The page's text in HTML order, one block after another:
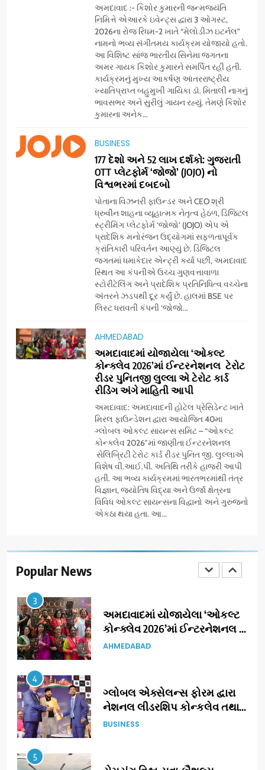
અમદાવાદ :- કિશોર કુમારની જન્મજયંતિ
નિમિત્તે એઆરકે ઇવેન્ટ્સ દ્વારા 3 ઓગસ્ટ,
2026ના રોજ રિધમ-2 ખાતે “મેલોડીઝ ઇટર્નલ”
નામનો ભવ્ય સંગીતમય કાર્યક્રમ યોજાયો હતો.
આ વિશિષ્ટ સાંજ ભારતીય સિનેમા જગતના
અમર ગાયક કિશોર કુમારને સમર્પિત રહી હતી.
કાર્યક્રમનું મુખ્ય આકર્ષણ આંતરરાષ્ટ્રીય
ખ્યાતિપ્રાપ્ત બહુમુખી ગાયિકા ડૉ. મિતાલી નાગનું
ભાવસભર અને સુરીલું ગાયન રહ્યું. તેમણે કિશોર
કુમારના અનેક...
BUSINESS
177 દેશો અને 52 લાખ દર્શકો: ગુજરાતી
OTT પ્લેટફોર્મ ‘જોજો’ (JOJO) નો
વિશ્વભરમાં દબદબો
પોતાના વિઝનરી ફાઉન્ડર અને CEO શ્રી
ધ્રુવીન શાહના વ્યૂહાત્મક નેતૃત્વ હેઠળ, ડિજિટલ
સ્ટ્રીમિંગ પ્લેટફોર્મ ‘જોજો’ (JOJO) એપ એ
પ્રાદેશિક મનોરંજન ઉદ્યોગમાં સફળતાપૂર્વક
ક્રાંતિકારી પરિવર્તન આણ્યું છે. ડિજિટલ
જગતમાં ધમાકેદાર એન્ટ્રી કર્યા પછી, અમદાવાદ
સ્થિત આ કંપનીએ ઉચ્ચ ગુણવત્તાવાળા
સ્ટોરીટેલિંગ અને પ્રાદેશિક પ્રતિનિધિત્વ વચ્ચેના
અંતરને ઝડપથી દૂર કર્યું છે. હાલમાં BSE પર
લિસ્ટ ધરાવતી કંપની ‘જોજો...
AHMEDABAD
અમદાવાદમાં યોજાયેલા ‘ઓકલ્ટ
કોન્ક્લેવ 2026’માં ઈન્ટરનેશનલ ટેરોટ
રીડર પુનિતજી લુલ્લા એ ટેરોટ કાર્ડ
રીડિંગ અંગે માહિતી આપી
અમદાવાદ: અમદાવાદની હોટેલ પ્રેસિડેન્ટ ખાતે
મિરલ ફાઉન્ડેશન દ્વારા આયોજિત 40મા
ગ્લોબલ ઓકલ્ટ સાયન્સ સમિટ – “ઓકલ્ટ
કોન્ક્લેવ 2026″માં જાણીતા ઈન્ટરનેશનલ
સેલિબ્રિટી ટેરોટ કાર્ડ રીડર પુનિત જી. લુલ્લાએ
વિશેષ વી.આઈ.પી. અતિથિ તરીકે હાજરી આપી
હતી. આ ભવ્ય કાર્યક્રમમાં ભારતભરમાંથી તંત્ર
વિજ્ઞાન, જ્યોતિષ વિદ્યા અને ઉર્જા ક્ષેત્રના
વિવિધ ઓકલ્ટ સાયન્સના વિદ્વાનો અને ગુરુજનો
એકઠા થયા હતા. આ...
Popular News
સેમસંગ વિશ્વ યુવા કૌશલ્ય
દિવસની ઉજવણી કરે છે, સેમસંગ
દોસ્ત કૌશલ્ય વિકાસ કાર્યક્રમના
30 ટોચના પ્રતિભાશાળી
વિદ્યાર્થીઓનું સન્માન કરે છે
BUSINESS CSR
આયુદા ઓર્ગેનિક્સ દ્વારા
ગુજરાતના 5 શહેરોમાં રિટેલ સ્ટોર્સ
અને ગીર ગાયના વૈદિક વલોણા ઘી-
દૂધની શુદ્ધ સેવાઓ સાથે વ્યાપક
વિસ્તરણ
BUSINESS
‘ગેટ સેટ ગો’ નું પાવર-પેક્ડ ટ્રેલર
મળશે
ENTERTAINMENT
અમદાવાદમાં ભારે વરસાદ વચ્ચે
ફિલ્મ ‘ગેટ સેટ ગો’ની ‘ટીમ
ચિરંજીવી’ માનવતાના કાર્ય માટે
આગળ આવી: ગુલબાઈ ટેકરાના
પ્રભાવિત પરિવારોને ફૂડ પેકેટ્સ
અને પીવાના પાણીનું વિતરણ કર્યું
AHMEDABAD CSR
ડો. મિતાલી નાગ (આર્ક ઇવેન્ટ્સ)
દ્વારા કિશોર કુમારની જન્મજયંતિ
નિમિત્તે સંગીતમય શ્રદ્ધાંજલિ
AHMEDABAD
ગુજરાતી OTT પ્લેટફોર્મ ‘જોજો’
(JOJO) નો વિશ્વભરમાં દબદબો
3
અમદાવાદમાં યોજાયેલા ‘ઓકલ્ટ
કોન્ક્લેવ 2026’માં ઈન્ટરનેશનલ
ટેરોટ રીડર પુનિતજી લુલ્લા એ ટેરોટ
AHMEDABAD
4
ગ્લોબલ એક્સેલન્સ ફોરમ દ્વારા
નેશનલ લીડરશિપ કોન્કલેવ તથા
ભારત સમ્માન ૨૦૨૬નો ભવ્ય અને
BUSINESS
5